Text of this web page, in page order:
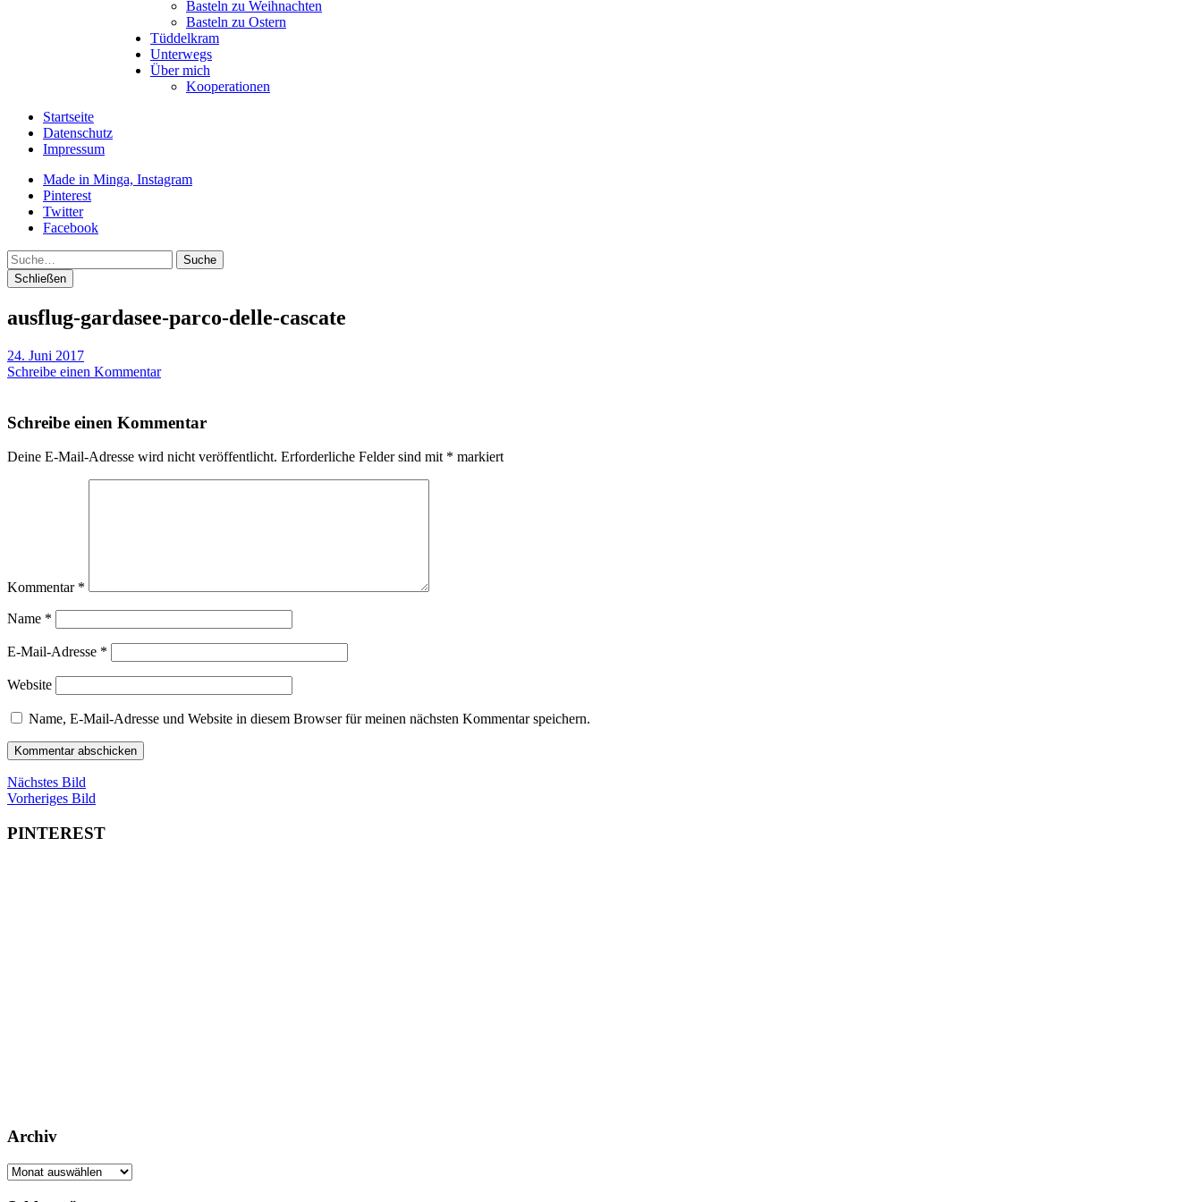
Basteln zu Weihnachten
Basteln zu Ostern
Tüddelkram
Unterwegs
Über mich
Kooperationen
Startseite
Datenschutz
Impressum
Made in Minga, Instagram
Pinterest
Twitter
Facebook
Suche
Schließen
ausflug-gardasee-parco-delle-cascate
24. Juni 2017
Schreibe einen Kommentar
Schreibe einen Kommentar
Deine E-Mail-Adresse wird nicht veröffentlicht. Erforderliche Felder sind mit * markiert
Kommentar *
Name *
E-Mail-Adresse *
Website
Name, E-Mail-Adresse und Website in diesem Browser für meinen nächsten Kommentar speichern.
Nächstes Bild
Vorheriges Bild
PINTEREST
Archiv
Archiv